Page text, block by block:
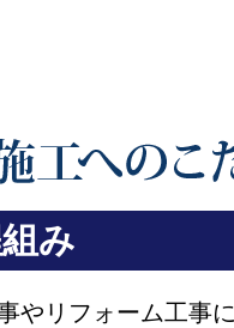
み
やリフォーム工事